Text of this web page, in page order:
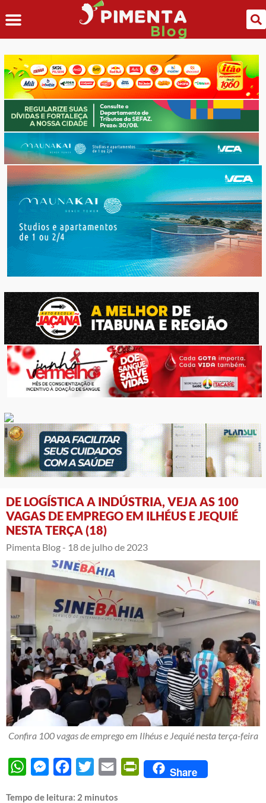
DE LOGÍSTICA A INDÚSTRIA, VEJA AS 100
VAGAS DE EMPREGO EM ILHÉUS E JEQUIÉ
NESTA TERÇA (18)
Pimenta Blog - 18 de julho de 2023
Confira 100 vagas de emprego em Ilhéus e Jequié nesta terça-feira
WhatsAppMessengerFacebook
Twitter Email PrintFriendly
Share
Tempo de leitura: 2 minutos